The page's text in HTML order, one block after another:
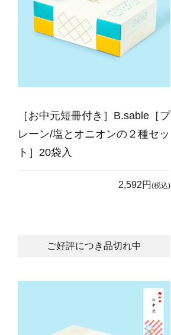
［お中元短冊付き］B.sable［プ
レーン/塩とオニオンの２種セッ
ト］20袋入
2,592円 (税込)
ご好評につき品切れ中